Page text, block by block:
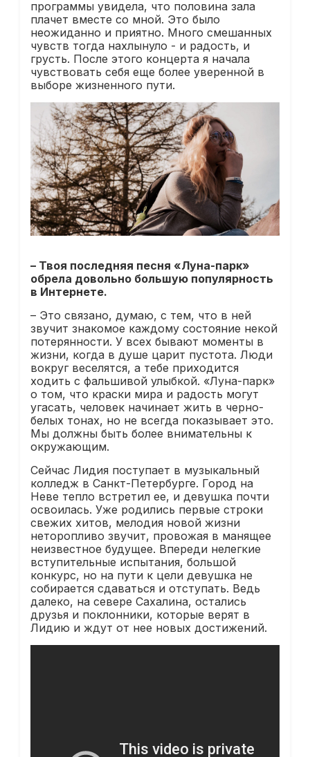
программы увидела, что половина зала
плачет вместе со мной. Это было
неожиданно и приятно. Много смешанных
чувств тогда нахлынуло - и радость, и
грусть. После этого концерта я начала
чувствовать себя еще более уверенной в
выборе жизненного пути.
– Твоя последняя песня «Луна-парк»
обрела довольно большую популярность
в Интернете.
– Это связано, думаю, с тем, что в ней
звучит знакомое каждому состояние некой
потерянности. У всех бывают моменты в
жизни, когда в душе царит пустота. Люди
вокруг веселятся, а тебе приходится
ходить с фальшивой улыбкой. «Луна-парк»
о том, что краски мира и радость могут
угасать, человек начинает жить в черно-
белых тонах, но не всегда показывает это.
Мы должны быть более внимательны к
окружающим.
Сейчас Лидия поступает в музыкальный
колледж в Санкт-Петербурге. Город на
Неве тепло встретил ее, и девушка почти
освоилась. Уже родились первые строки
свежих хитов, мелодия новой жизни
неторопливо звучит, провожая в манящее
неизвестное будущее. Впереди нелегкие
вступительные испытания, большой
конкурс, но на пути к цели девушка не
собирается сдаваться и отступать. Ведь
далеко, на севере Сахалина, остались
друзья и поклонники, которые верят в
Лидию и ждут от нее новых достижений.